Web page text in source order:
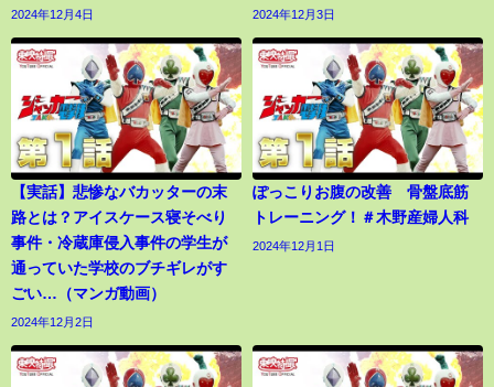
2024年12月4日 2024年12月3日
【実話】悲惨なバカッターの末
路とは？アイスケース寝そべり
事件・冷蔵庫侵入事件の学生が
通っていた学校のブチギレがす
ごい…（マンガ動画）
2024年12月2日
ぽっこりお腹の改善 骨盤底筋
トレーニング！＃木野産婦人科
2024年12月1日